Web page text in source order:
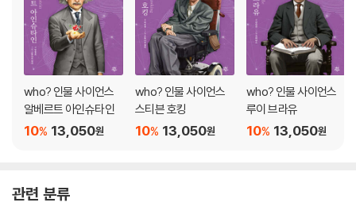
who? 인물 사이언스
알베르트 아인슈타인
13,050원
10%
who? 인물 사이언스
스티븐 호킹
13,050원
10%
who? 인물 사이언스
루이 브라유
13,050원
10%
관련 분류